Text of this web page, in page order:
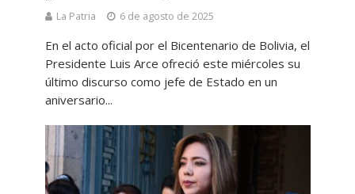
La Patria 6 de agosto de 2025
En el acto oficial por el Bicentenario de Bolivia, el
Presidente Luis Arce ofreció este miércoles su
último discurso como jefe de Estado en un
aniversario...